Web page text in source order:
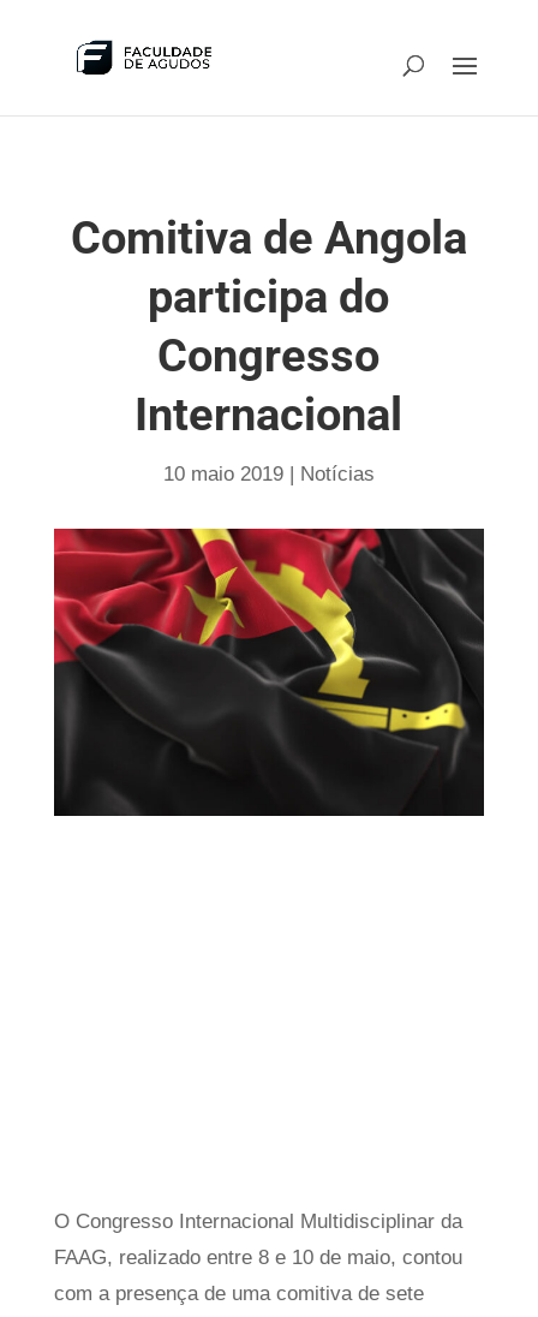
Comitiva de Angola
participa do
Congresso
Internacional
10 maio 2019| Notícias
O Congresso Internacional Multidisciplinar da
FAAG, realizado entre 8 e 10 de maio, contou
com a presença de uma comitiva de sete